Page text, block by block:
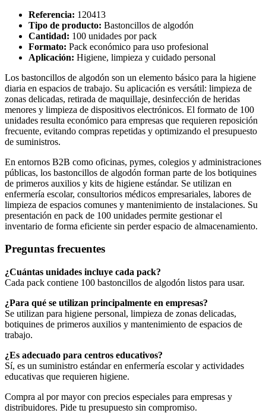
Referencia: 120413
Tipo de producto: Bastoncillos de algodón
Cantidad: 100 unidades por pack
Formato: Pack económico para uso profesional
Aplicación: Higiene, limpieza y cuidado personal
Los bastoncillos de algodón son un elemento básico para la higiene
diaria en espacios de trabajo. Su aplicación es versátil: limpieza de
zonas delicadas, retirada de maquillaje, desinfección de heridas
menores y limpieza de dispositivos electrónicos. El formato de 100
unidades resulta económico para empresas que requieren reposición
frecuente, evitando compras repetidas y optimizando el presupuesto
de suministros.
En entornos B2B como oficinas, pymes, colegios y administraciones
públicas, los bastoncillos de algodón forman parte de los botiquines
de primeros auxilios y kits de higiene estándar. Se utilizan en
enfermería escolar, consultorios médicos empresariales, labores de
limpieza de espacios comunes y mantenimiento de instalaciones. Su
presentación en pack de 100 unidades permite gestionar el
inventario de forma eficiente sin perder espacio de almacenamiento.
Preguntas frecuentes
¿Cuántas unidades incluye cada pack?
Cada pack contiene 100 bastoncillos de algodón listos para usar.
¿Para qué se utilizan principalmente en empresas?
Se utilizan para higiene personal, limpieza de zonas delicadas,
botiquines de primeros auxilios y mantenimiento de espacios de
trabajo.
¿Es adecuado para centros educativos?
Sí, es un suministro estándar en enfermería escolar y actividades
educativas que requieren higiene.
Compra al por mayor con precios especiales para empresas y
distribuidores. Pide tu presupuesto sin compromiso.